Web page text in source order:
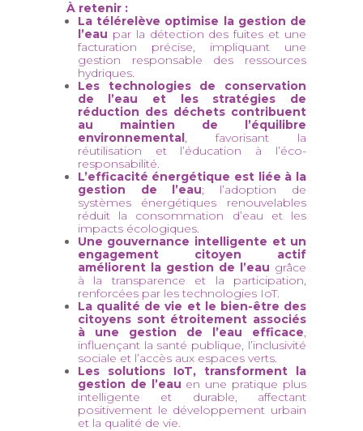
À retenir :
La télérelève optimise la gestion de
l’eau par la détection des fuites et une
facturation précise, impliquant une
gestion responsable des ressources
hydriques.
Les technologies de conservation
de l’eau et les stratégies de
réduction des déchets contribuent
au maintien de l’équilibre
environnemental, favorisant la
réutilisation et l’éducation à l’éco-
responsabilité.
L’efficacité énergétique est liée à la
gestion de l’eau; l’adoption de
systèmes énergétiques renouvelables
réduit la consommation d’eau et les
impacts écologiques.
Une gouvernance intelligente et un
engagement citoyen actif
améliorent la gestion de l’eau grâce
à la transparence et la participation,
renforcées par les technologies IoT.
La qualité de vie et le bien-être des
citoyens sont étroitement associés
à une gestion de l’eau efficace,
influençant la santé publique, l’inclusivité
sociale et l’accès aux espaces verts.
Les solutions IoT, transforment la
gestion de l’eau en une pratique plus
intelligente et durable, affectant
positivement le développement urbain
et la qualité de vie.